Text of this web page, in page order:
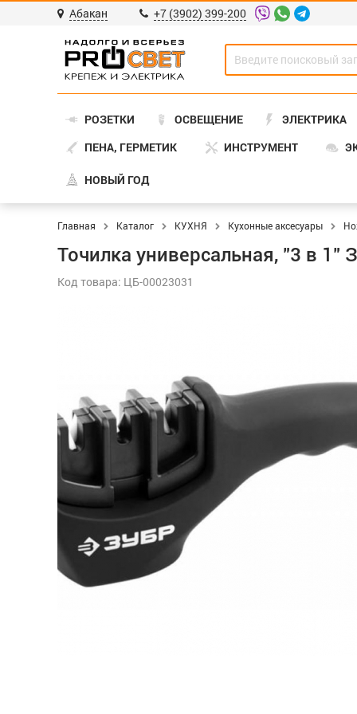
Абакан +7 (3902) 399-200
РОЗЕТКИ ОСВЕЩЕНИЕ ЭЛЕКТРИКА
ПЕНА, ГЕРМЕТИК
ИНСТРУМЕНТ
НОВЫЙ ГОД
Главная Каталог КУХНЯ Кухонные аксесуары
Точилка универсальная, "3 в
Код товара: ЦБ-00023031